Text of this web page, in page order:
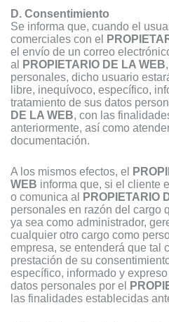
D. Consentimiento
Se informa que, cuando el
comerciales con el
el envío de un correo
al PROPIETARIO DE LA WEB
personales, dicho usuario
libre, inequívoco, específico,
tratamiento de sus datos
DE LA WEB , con las
anteriormente, así como
documentación.
A los mismos efectos, el
WEB informa que, si el cliente
o comunica al PROPIETARIO
personales en razón del cargo
ya sea como administrador,
cualquier otro cargo como
empresa, se entenderá que tal
prestación de su
específico, informado y
datos personales por el
las finalidades establecidas